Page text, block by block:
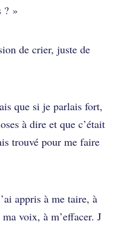
? »
de crier, juste de
que si je parlais fort,
à dire et que c’était
trouvé pour me faire
appris à me taire, à
voix, à m’effacer. J